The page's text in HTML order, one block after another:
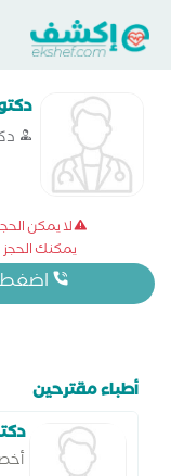
لا يمكن
يمكنك
اضغط
أطباء مقترحين